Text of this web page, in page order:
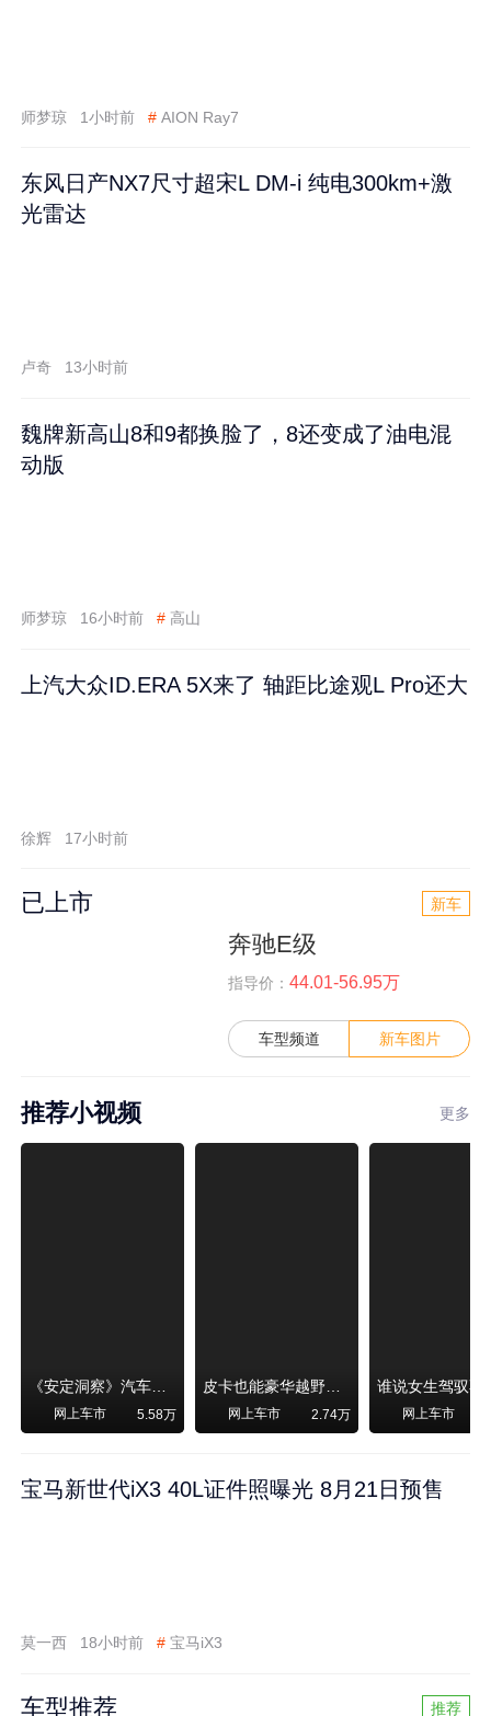
师梦琼 1小时前 # AION Ray7
东风日产NX7尺寸超宋L DM-i 纯电300km+激
光雷达
卢奇 13小时前
魏牌新高山8和9都换脸了，8还变成了油电混
动版
师梦琼 16小时前 # 高山
上汽大众ID.ERA 5X来了 轴距比途观L Pro还大
徐辉 17小时前
已上市 新车
奔驰E级
指导价： 44.01-56.95万
车型频道 新车图片
推荐小视频 更多
《安定洞察》汽车烧不烧油，和石油安全无关！
网上车市 5.58万
皮卡也能豪华越野！纵横F700上市，限时卖29.99万起
网上车市 2.74万 网上车市
宝马新世代iX3 40L证件照曝光 8月21日预售
莫一西 18小时前 # 宝马iX3
车型推荐 推荐